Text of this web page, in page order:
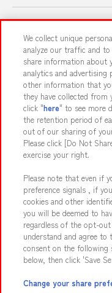
イベント・キャンペ
関連会社 サ
プライバシーポリシー
お取引先さまと
カスタマーハラスメント対
©Bandai
We collect unique
analyze our traffic and to
share information about
analytics and
other information that
they have collected from
click "here" to see more
the retention period of
out of our sharing of
Please click [Do Not
exercise your right.
Please note that even if
preference signals , if
cookies and other
you will be deemed to
regardless of the opt-
understand and agree to
consent on the
below, then click 'Save
Change your share